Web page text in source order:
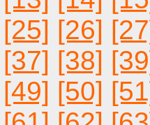
клиенту, который зашёл
реально экономить до
Мы также проводим
пользователям в
href=http://bestcurs.org/
При этом громадный
пользователям выбрать
[25] [26]
[37] [38]
[49] [50]